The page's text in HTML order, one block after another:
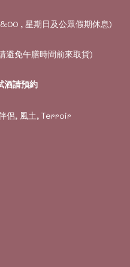
, 星期日及公眾假期休息)
避免午膳時間前來取貨)
酒請預約